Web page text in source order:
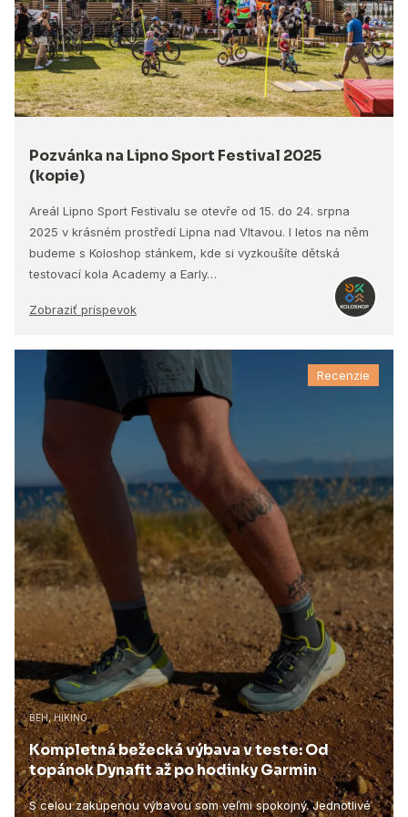
Pozvánka na Lipno Sport Festival 2025
(kopie)
Areál Lipno Sport Festivalu se otevře od 15. do 24. srpna
2025 v krásném prostředí Lipna nad Vltavou. I letos na něm
budeme s Koloshop stánkem, kde si vyzkoušíte dětská
testovací kola Academy a Early…
Zobraziť príspevok
Recenzie
BEH, HIKING
Kompletná bežecká výbava v teste: Od
topánok Dynafit až po hodinky Garmin
S celou zakúpenou výbavou som veľmi spokojný. Jednotlivé